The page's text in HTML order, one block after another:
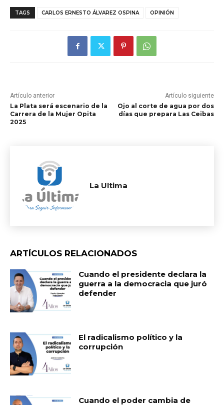
TAGS CARLOS ERNESTO ÁLVAREZ OSPINA OPINIÓN
Artículo anterior
La Plata será escenario de la
Carrera de la Mujer Opita
2025
Artículo siguiente
Ojo al corte de agua por dos
días que prepara Las Ceibas
La Ultima
ARTÍCULOS RELACIONADOS
Cuando el presidente declara la
guerra a la democracia que juró
defender
El radicalismo político y la
corrupción
Cuando el poder cambia de